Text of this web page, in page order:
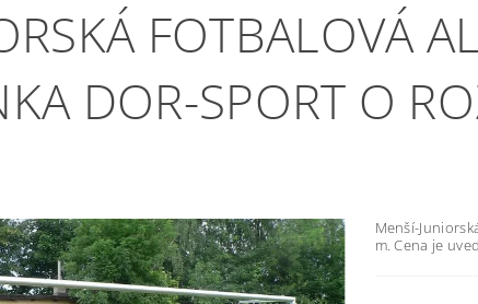
FOTBALOVÁ
DOR-SPORT O
Menší-
m. Cena je